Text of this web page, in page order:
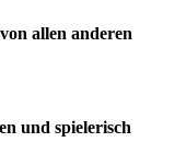
allen anderen
und spielerisch